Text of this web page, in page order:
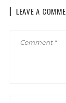
LEAVE A